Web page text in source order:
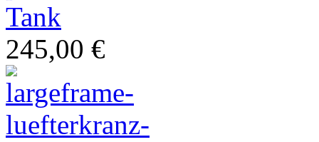
Tank
245,00 €